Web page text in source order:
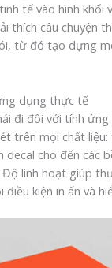
tế vào hình khối
thích câu chuyện
từ đó tạo dựng
dụng thực tế
đi đôi với tính
trên mọi chất
decal cho đến các
Độ linh hoạt giúp
kiện in ấn và